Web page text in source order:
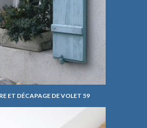
ET DÉCAPAGE DE VOLET 59